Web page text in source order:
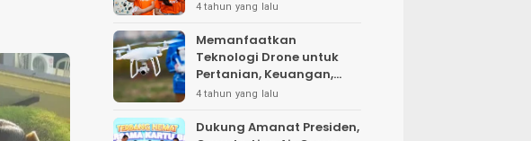
4 tahun yang lalu
Memanfaatkan
Teknologi Drone untuk
Pertanian, Keuangan,
Pertambangan, Real
Telekomunikasi.
4 tahun yang lalu
Dukung Amanat Presiden,